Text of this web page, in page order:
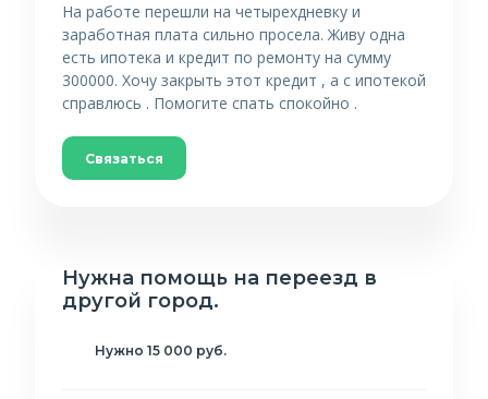
На работе перешли на четырехдневку и
заработная плата сильно просела. Живу одна
есть ипотека и кредит по ремонту на сумму
300000. Хочу закрыть этот кредит , а с ипотекой
справлюсь . Помогите спать спокойно .
Связаться
Нужна помощь на переезд в
другой город.
Нужно 15 000 руб.